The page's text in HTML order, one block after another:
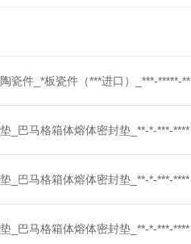
瓷件_*板瓷件（***进口）_***-*****-**
_巴马格箱体熔体密封垫_**-*-***-****
_巴马格箱体熔体密封垫_**-*-***-****
_巴马格箱体熔体密封垫_**-*-***-****